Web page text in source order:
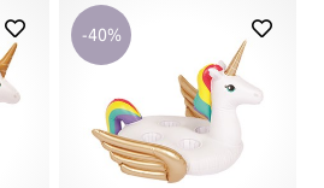
-40%